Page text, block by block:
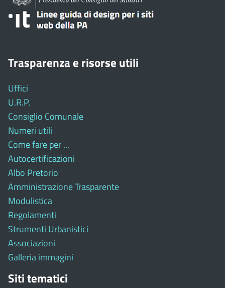
Trasparenza e risorse utili
Uffici
U.R.P.
Consiglio Comunale
Numeri utili
Come fare per ...
Autocertificazioni
Albo Pretorio
Amministrazione Trasparente
Modulistica
Regolamenti
Strumenti Urbanistici
Associazioni
Galleria immagini
Siti tematici